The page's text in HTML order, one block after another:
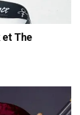
et The